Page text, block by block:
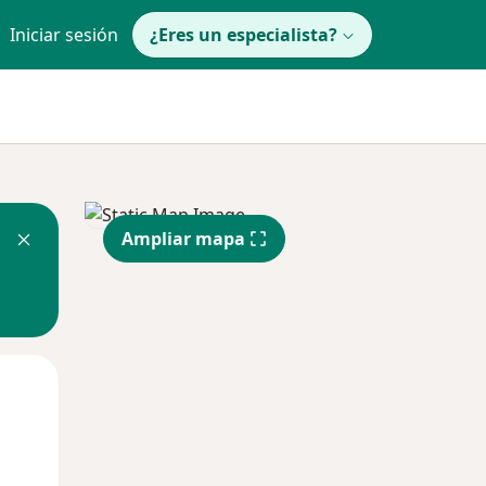
Iniciar sesión ¿Eres un especialista?
Ampliar mapa